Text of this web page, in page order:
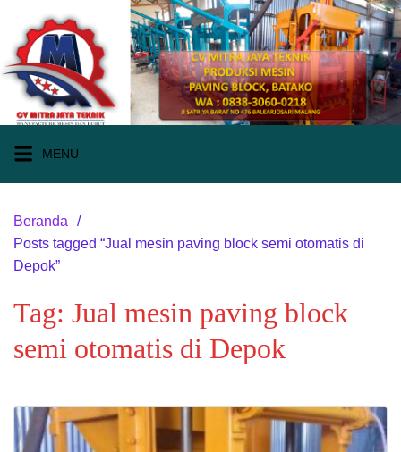
konten
MENU
Beranda
Posts tagged “Jual mesin paving block semi otomatis di
Depok”
Tag: Jual mesin paving block
semi otomatis di Depok